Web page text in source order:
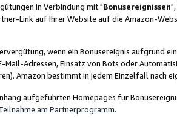
in Verbindung mit "Bonusereignissen
Link auf Ihrer Website auf die Amazon-
wenn ein Bonusereignis aufgrund
Mail-Adressen, Einsatz von Bots oder
Amazon bestimmt in jedem Einzelfall nach
aufgeführten Homepages für
am Partnerprogramm.